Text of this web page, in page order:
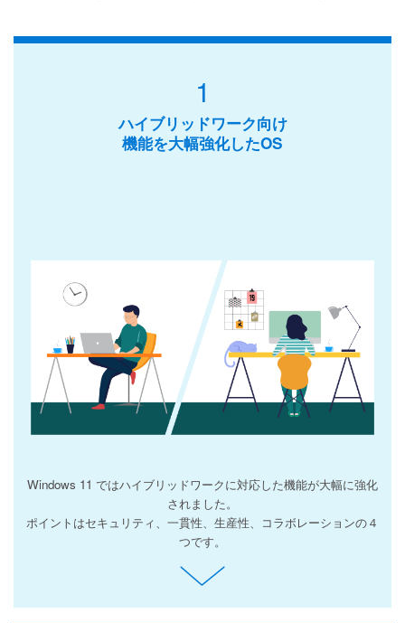
1
ハイブリッドワーク向け
機能を大幅強化したOS
Windows 11 ではハイブリッドワークに対応した機能が大幅に強化
されました。
ポイントはセキュリティ、一貫性、生産性、コラボレーションの４
つです。